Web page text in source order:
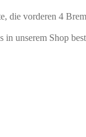
vorderen 4
in unserem Shop